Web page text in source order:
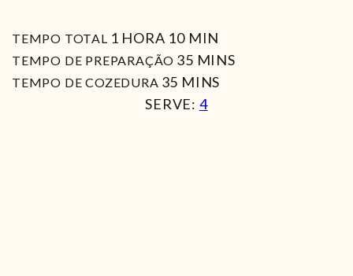
TEMPO TOTAL 1 HORA
HORA 10MIN
MIN
TEMPO DE PREPARAÇÃO 35MIN
MINS
TEMPO DE COZEDURA 35 MIN
MINS
SERVE: 4